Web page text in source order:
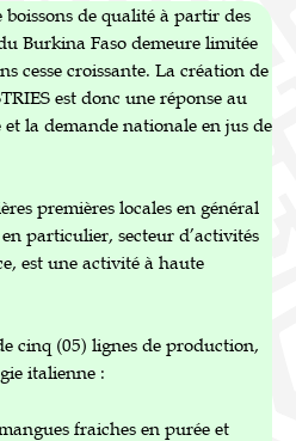
de qualité à partir des
Burkina Faso demeure limitée
cesse croissante. La création de
est donc une réponse au
la demande nationale en jus de
premières locales en général
particulier, secteur d’activités
est une activité à haute
cinq (05) lignes de production,
italienne :
fraiches en purée et